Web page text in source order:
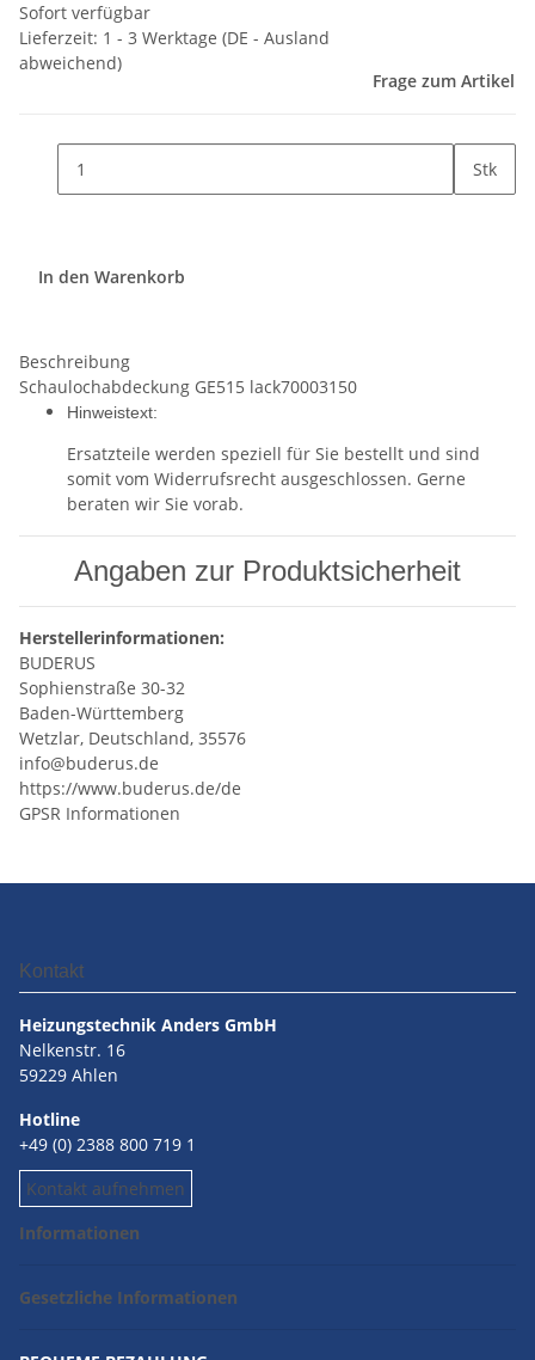
Sofort verfügbar
Lieferzeit: 1 - 3 Werktage (DE - Ausland
abweichend)
Frage zum Artikel
Stk
In den Warenkorb
Beschreibung
Schaulochabdeckung GE515 lack70003150
Hinweistext:
Ersatzteile werden speziell für Sie bestellt und sind
somit vom Widerrufsrecht ausgeschlossen. Gerne
beraten wir Sie vorab.
Angaben zur Produktsicherheit
Herstellerinformationen:
BUDERUS
Sophienstraße 30-32
Baden-Württemberg
Wetzlar, Deutschland, 35576
info@buderus.de
https://www.buderus.de/de
GPSR Informationen
Kontakt
Heizungstechnik Anders GmbH
Nelkenstr. 16
59229 Ahlen
Hotline
+49 (0) 2388 800 719 1
Kontakt aufnehmen
Informationen
Gesetzliche Informationen